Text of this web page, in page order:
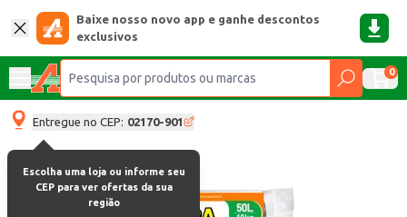
Baixe nosso novo app e ganhe descontos
exclusivos
0
Entregue no CEP: 02170-901
Escolha uma loja ou informe seu
CEP para ver ofertas da sua
região